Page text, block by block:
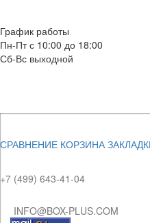
График работы
Пн-Пт с 10:00 до 18:00
Сб-Вс выходной
СРАВНЕНИЕ КОРЗИНА
+7 (499) 643-41-04
INFO@BOX-PLUS.COM